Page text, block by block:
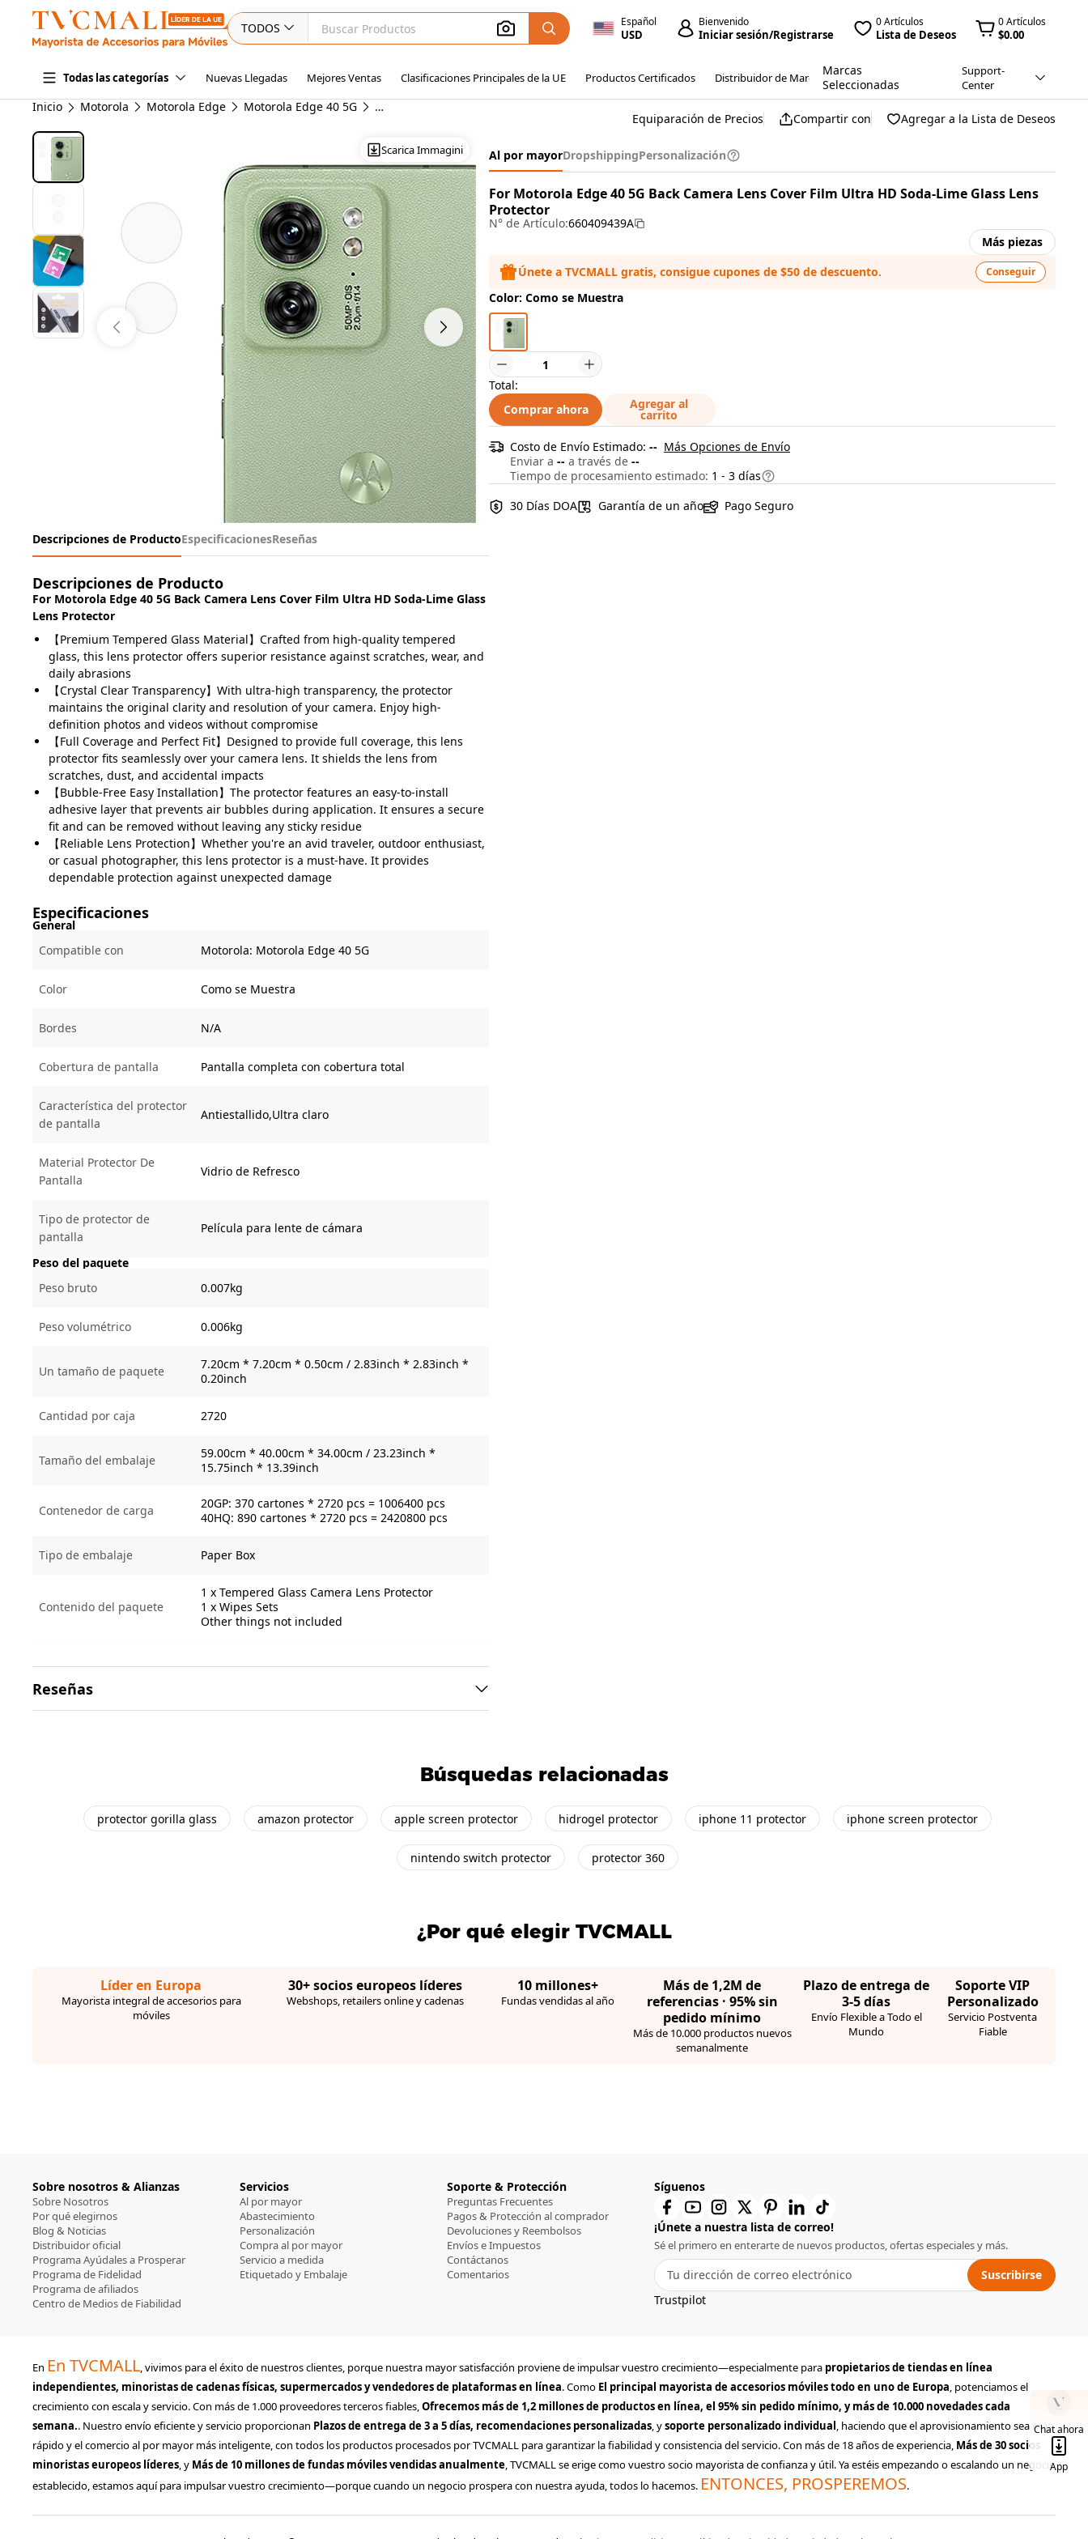
TODOS Español
USD
Bienvenido
Iniciar sesión/Registrarse
0 Artículos
Lista de Deseos
0 Artículos
$0.00
Todas las categorías Nuevas Llegadas Mejores Ventas Clasificaciones Principales de la UE Productos Certificados Distribuidor de Marca
Marcas
Seleccionadas
Support-
Center
Inicio Motorola Motorola Edge Motorola Edge 40 5G Protectores de pantalla Motorola Edge 40 5G
Scarica Immagini
Descripciones de ProductoEspecificacionesReseñas
Descripciones de Producto
For Motorola Edge 40 5G Back Camera Lens Cover Film Ultra HD Soda-Lime Glass
Lens Protector
【Premium Tempered Glass Material】Crafted from high-quality tempered
glass, this lens protector offers superior resistance against scratches, wear, and
daily abrasions
【Crystal Clear Transparency】With ultra-high transparency, the protector
maintains the original clarity and resolution of your camera. Enjoy high-
definition photos and videos without compromise
【Full Coverage and Perfect Fit】Designed to provide full coverage, this lens
protector fits seamlessly over your camera lens. It shields the lens from
scratches, dust, and accidental impacts
【Bubble-Free Easy Installation】The protector features an easy-to-install
adhesive layer that prevents air bubbles during application. It ensures a secure
fit and can be removed without leaving any sticky residue
【Reliable Lens Protection】Whether you're an avid traveler, outdoor enthusiast,
or casual photographer, this lens protector is a must-have. It provides
dependable protection against unexpected damage
Especificaciones
General
Compatible con
Motorola: Motorola Edge 40 5G
Color Como se Muestra
Bordes N/A
Cobertura de pantalla Pantalla completa con cobertura total
Característica del protector
de pantalla
Antiestallido,Ultra claro
Material Protector De
Pantalla
Vidrio de Refresco
Tipo de protector de
pantalla
Película para lente de cámara
Peso del paquete
Peso bruto
0.007kg
Peso volumétrico 0.006kg
Un tamaño de paquete
7.20cm * 7.20cm * 0.50cm / 2.83inch * 2.83inch *
0.20inch
Cantidad por caja 2720
Tamaño del embalaje
59.00cm * 40.00cm * 34.00cm / 23.23inch *
15.75inch * 13.39inch
Contenedor de carga
20GP: 370 cartones * 2720 pcs = 1006400 pcs
40HQ: 890 cartones * 2720 pcs = 2420800 pcs
Tipo de embalaje Paper Box
Contenido del paquete
1 x Tempered Glass Camera Lens Protector
1 x Wipes Sets
Other things not included
Reseñas
Equiparación de Precios Compartir con Agregar a la Lista de Deseos
Al por mayorDropshippingPersonalización
For Motorola Edge 40 5G Back Camera Lens Cover Film Ultra HD Soda-Lime Glass Lens
Protector
N° de Artículo:660409439A
Más piezas
Únete a TVCMALL gratis, consigue cupones de $50 de descuento.
Conseguir
Color: Como se Muestra
Total:
Comprar ahora
Agregar al
carrito
Costo de Envío Estimado: -- Más Opciones de Envío
Enviar a -- a través de --
Tiempo de procesamiento estimado: 1 - 3 días
30 Días DOA
Garantía de un año Pago Seguro
Búsquedas relacionadas
protector gorilla glass amazon protector apple screen protector hidrogel protector iphone 11 protector iphone screen protector
nintendo switch protector protector 360
¿Por qué elegir TVCMALL
Líder en Europa
Mayorista integral de accesorios para
móviles
30+ socios europeos líderes
Webshops, retailers online y cadenas
10 millones+
Fundas vendidas al año
Más de 1,2M de
referencias · 95% sin
pedido mínimo
Más de 10.000 productos nuevos
semanalmente
Plazo de entrega de
3-5 días
Envío Flexible a Todo el
Mundo
Soporte VIP
Personalizado
Servicio Postventa
Fiable
Chat ahora
App
Sobre nosotros & Alianzas
Sobre Nosotros
Por qué elegirnos
Blog & Noticias
Distribuidor oficial
Programa Ayúdales a Prosperar
Programa de Fidelidad
Programa de afiliados
Centro de Medios de Fiabilidad
Servicios
Al por mayor
Abastecimiento
Personalización
Compra al por mayor
Servicio a medida
Etiquetado y Embalaje
Soporte & Protección
Preguntas Frecuentes
Pagos & Protección al comprador
Devoluciones y Reembolsos
Envíos e Impuestos
Contáctanos
Comentarios
Síguenos
¡Únete a nuestra lista de correo!
Sé el primero en enterarte de nuevos productos, ofertas especiales y más.
Suscribirse
Trustpilot
En En TVCMALL, vivimos para el éxito de nuestros clientes, porque nuestra mayor satisfacción proviene de impulsar vuestro crecimiento—especialmente para propietarios de tiendas en línea
independientes, minoristas de cadenas físicas, supermercados y vendedores de plataformas en línea. Como El principal mayorista de accesorios móviles todo en uno de Europa, potenciamos el
crecimiento con escala y servicio. Con más de 1.000 proveedores terceros fiables,Ofrecemos más de 1,2 millones de productos en línea, el 95% sin pedido mínimo, y más de 10.000 novedades cada
semana.. Nuestro envío eficiente y servicio proporcionan Plazos de entrega de 3 a 5 días, recomendaciones personalizadas, ysoporte personalizado individual, haciendo que el aprovisionamiento sea más
rápido y el comercio al por mayor más inteligente, con todos los productos procesados por TVCMALL para garantizar la fiabilidad y consistencia del servicio. Con más de 18 años de experiencia, Más de 30 socios
minoristas europeos líderes, y Más de 10 millones de fundas móviles vendidas anualmente, TVCMALL se erige como vuestro socio mayorista de confianza y útil. Ya estéis empezando o escalando un negocio
establecido, estamos aquí para impulsar vuestro crecimiento—porque cuando un negocio prospera con nuestra ayuda, todos lo hacemos. ENTONCES, PROSPEREMOS.